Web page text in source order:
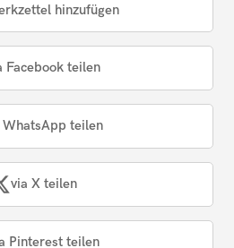
hinzufügen
Facebook teilen
WhatsApp teilen
via X teilen
Pinterest teilen